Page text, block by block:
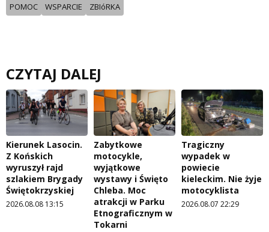
POMOC WSPARCIE ZBIóRKA
CZYTAJ DALEJ
Kierunek Lasocin.
Z Końskich
wyruszył rajd
szlakiem Brygady
Świętokrzyskiej
2026.08.08 13:15
Zabytkowe
motocykle,
wyjątkowe
wystawy i Święto
Chleba. Moc
atrakcji w Parku
Etnograficznym w
Tokarni
Tragiczny
wypadek w
powiecie
kieleckim. Nie żyje
motocyklista
2026.08.07 22:29